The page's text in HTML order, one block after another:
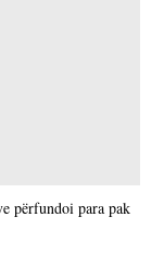
përfundoi para pak